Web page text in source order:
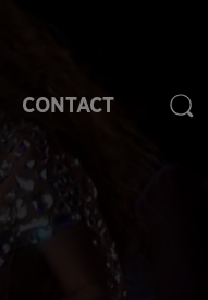
CONTACT